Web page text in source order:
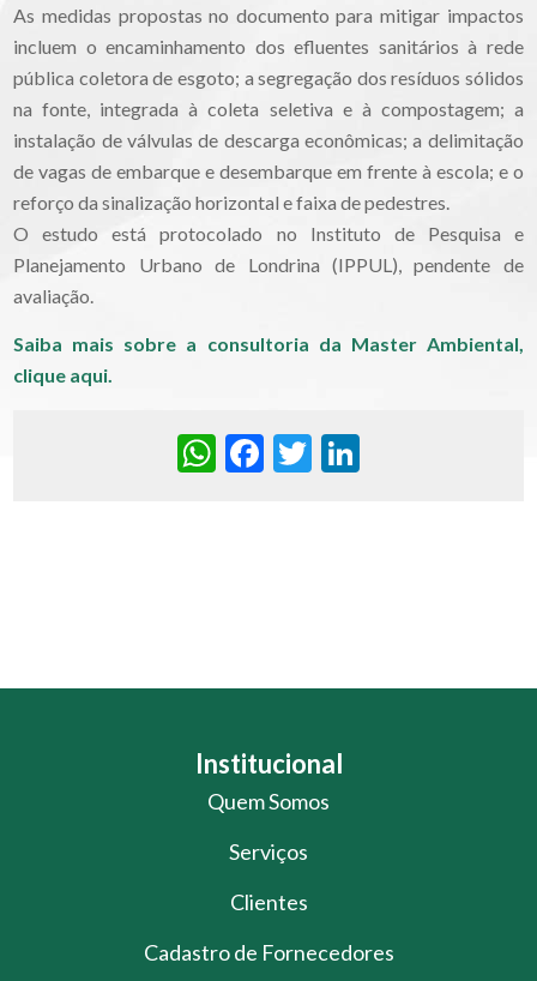
As medidas propostas no documento para mitigar impactos
incluem o encaminhamento dos efluentes sanitários à rede
pública coletora de esgoto; a segregação dos resíduos sólidos
na fonte, integrada à coleta seletiva e à compostagem; a
instalação de válvulas de descarga econômicas; a delimitação
de vagas de embarque e desembarque em frente à escola; e o
reforço da sinalização horizontal e faixa de pedestres.
O estudo está protocolado no Instituto de Pesquisa e
Planejamento Urbano de Londrina (IPPUL), pendente de
avaliação.
Saiba mais sobre a consultoria da Master Ambiental,
clique aqui.
WhatsApp
Facebook
Twitter
Institucional
Quem Somos
Serviços
Clientes
Cadastro de Fornecedores